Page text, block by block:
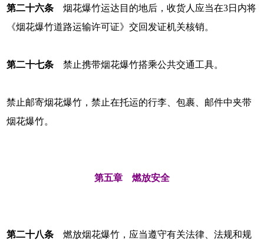
第二十六条 烟花爆竹运达目的地后，收货人应当在3日内将
《烟花爆竹道路运输许可证》交回发证机关核销。
第二十七条 禁止携带烟花爆竹搭乘公共交通工具。
禁止邮寄烟花爆竹，禁止在托运的行李、包裹、邮件中夹带
烟花爆竹。
第五章 燃放安全
第二十八条 燃放烟花爆竹，应当遵守有关法律、法规和规